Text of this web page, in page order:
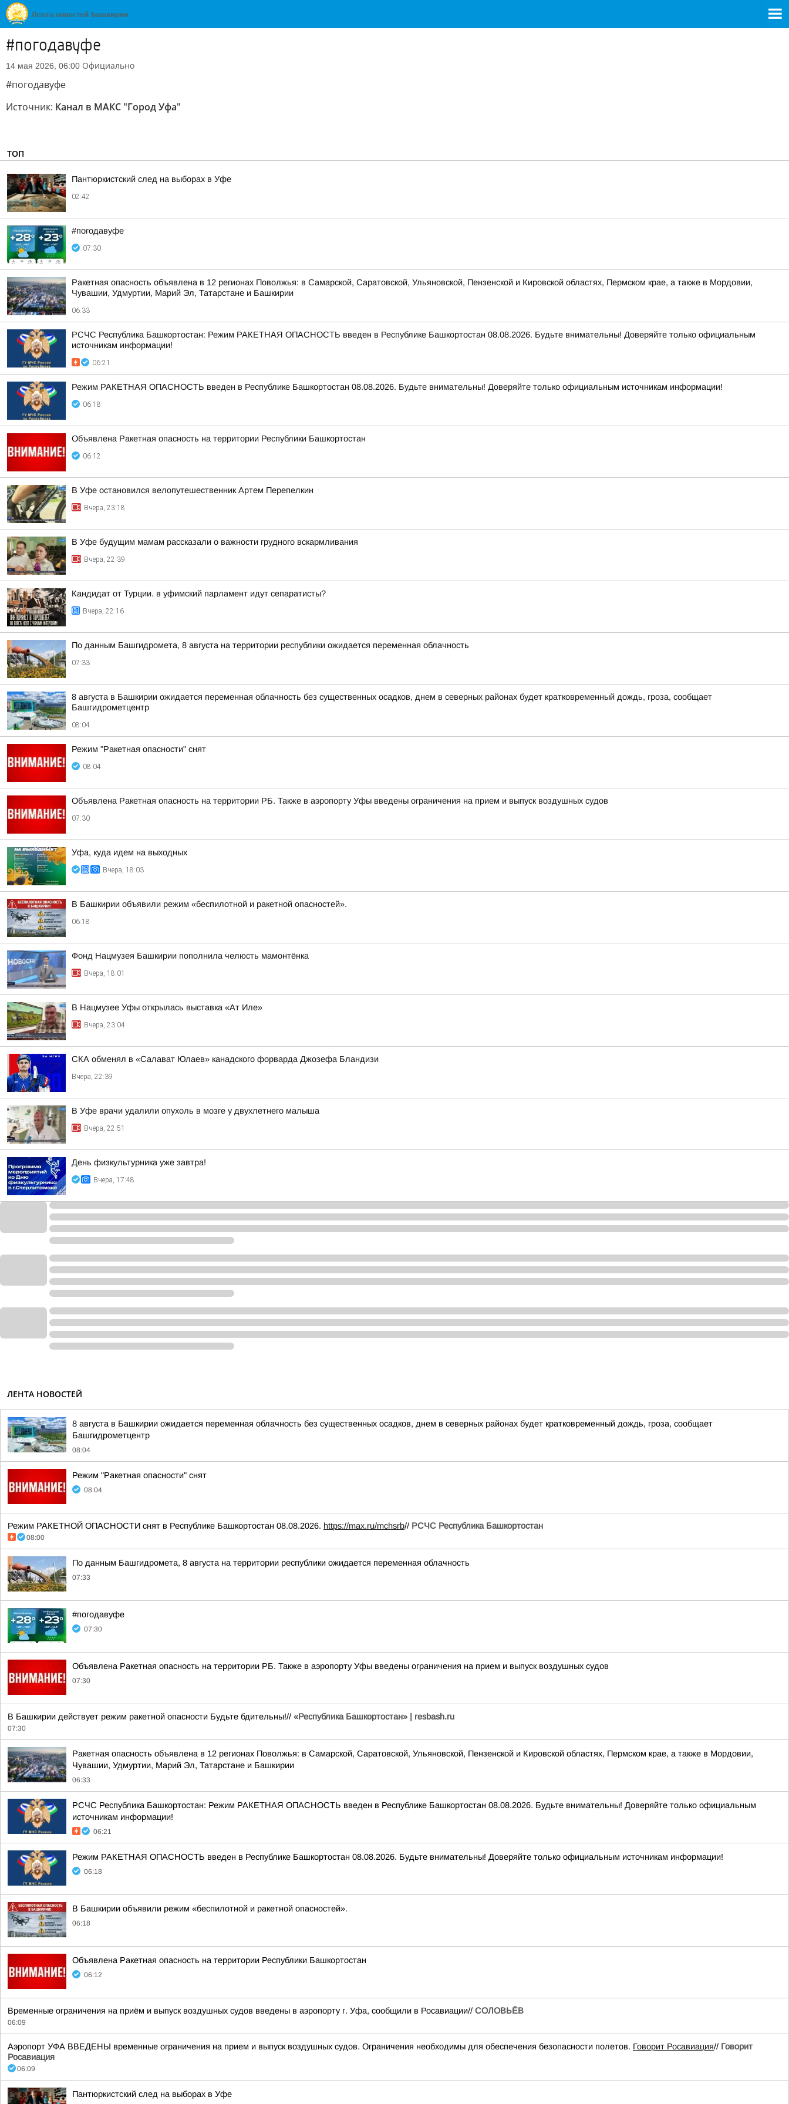
#погодавуфе
14 мая 2026, 06:00 Официально
#погодавуфе
Источник: Канал в МАКС "Город Уфа"
ТОП
Пантюркистский след на выборах в Уфе
02:42
#погодавуфе
07:30
Ракетная опасность объявлена в 12 регионах Поволжья: в Самарской, Саратовской, Ульяновской, Пензенской и Кировской областях, Пермском крае, а также в Мордовии,
Чувашии, Удмуртии, Марий Эл, Татарстане и Башкирии
06:33
РСЧС Республика Башкортостан: Режим РАКЕТНАЯ ОПАСНОСТЬ введен в Республике Башкортостан 08.08.2026. Будьте внимательны! Доверяйте только официальным
источникам информации!
06:21
Режим РАКЕТНАЯ ОПАСНОСТЬ введен в Республике Башкортостан 08.08.2026. Будьте внимательны! Доверяйте только официальным источникам информации!
06:18
Объявлена Ракетная опасность на территории Республики Башкортостан
06:12
В Уфе остановился велопутешественник Артем Перепелкин
Вчера, 23:18
В Уфе будущим мамам рассказали о важности грудного вскармливания
Вчера, 22:39
Кандидат от Турции. в уфимский парламент идут сепаратисты?
Вчера, 22:16
По данным Башгидромета, 8 августа на территории республики ожидается переменная облачность
07:33
8 августа в Башкирии ожидается переменная облачность без существенных осадков, днем в северных районах будет кратковременный дождь, гроза, сообщает
Башгидрометцентр
08:04
Режим "Ракетная опасности" снят
08:04
Объявлена Ракетная опасность на территории РБ. Также в аэропорту Уфы введены ограничения на прием и выпуск воздушных судов
07:30
Уфа, куда идем на выходных
Вчера, 18:03
В Башкирии объявили режим «беспилотной и ракетной опасностей».
06:18
Фонд Нацмузея Башкирии пополнила челюсть мамонтёнка
Вчера, 18:01
В Нацмузее Уфы открылась выставка «Ат Иле»
Вчера, 23:04
СКА обменял в «Салават Юлаев» канадского форварда Джозефа Бландизи
Вчера, 22:39
В Уфе врачи удалили опухоль в мозге у двухлетнего малыша
Вчера, 22:51
День физкультурника уже завтра!
Вчера, 17:48
ЛЕНТА НОВОСТЕЙ
8 августа в Башкирии ожидается переменная облачность без существенных осадков, днем в северных районах будет кратковременный дождь, гроза, сообщает
Башгидрометцентр
08:04
Режим "Ракетная опасности" снят
08:04
Режим РАКЕТНОЙ ОПАСНОСТИ снят в Республике Башкортостан 08.08.2026. https://max.ru/mchsrb// РСЧС Республика Башкортостан
08:00
По данным Башгидромета, 8 августа на территории республики ожидается переменная облачность
07:33
#погодавуфе
07:30
Объявлена Ракетная опасность на территории РБ. Также в аэропорту Уфы введены ограничения на прием и выпуск воздушных судов
07:30
В Башкирии действует режим ракетной опасности Будьте бдительны!// «Республика Башкортостан» | resbash.ru
07:30
Ракетная опасность объявлена в 12 регионах Поволжья: в Самарской, Саратовской, Ульяновской, Пензенской и Кировской областях, Пермском крае, а также в Мордовии,
Чувашии, Удмуртии, Марий Эл, Татарстане и Башкирии
06:33
РСЧС Республика Башкортостан: Режим РАКЕТНАЯ ОПАСНОСТЬ введен в Республике Башкортостан 08.08.2026. Будьте внимательны! Доверяйте только официальным
источникам информации!
06:21
Режим РАКЕТНАЯ ОПАСНОСТЬ введен в Республике Башкортостан 08.08.2026. Будьте внимательны! Доверяйте только официальным источникам информации!
06:18
В Башкирии объявили режим «беспилотной и ракетной опасностей».
06:18
Объявлена Ракетная опасность на территории Республики Башкортостан
06:12
Временные ограничения на приём и выпуск воздушных судов введены в аэропорту г. Уфа, сообщили в Росавиации// СОЛОВЬЁВ
06:09
Аэропорт УФА ВВЕДЕНЫ временные ограничения на прием и выпуск воздушных судов. Ограничения необходимы для обеспечения безопасности полетов. Говорит Росавиация// Говорит
Росавиация
06:09
Пантюркистский след на выборах в Уфе